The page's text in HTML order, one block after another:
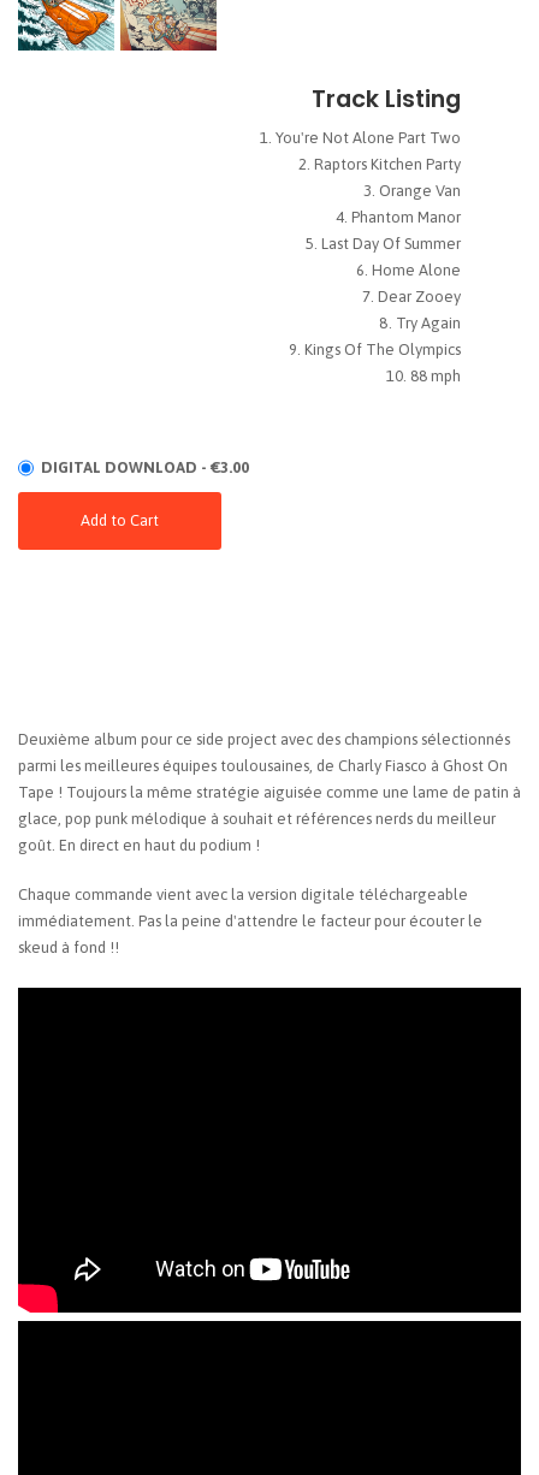
Track Listing
You're Not Alone Part Two
Raptors Kitchen Party
Orange Van
Phantom Manor
Last Day Of Summer
Home Alone
Dear Zooey
Try Again
Kings Of The Olympics
88 mph
DIGITAL DOWNLOAD - €3.00
Add to Cart
Deuxième album pour ce side project avec des champions sélectionnés
parmi les meilleures équipes toulousaines, de Charly Fiasco à Ghost On
Tape ! Toujours la même stratégie aiguisée comme une lame de patin à
glace, pop punk mélodique à souhait et références nerds du meilleur
goût. En direct en haut du podium !
Chaque commande vient avec la version digitale téléchargeable
immédiatement. Pas la peine d'attendre le facteur pour écouter le
skeud à fond !!